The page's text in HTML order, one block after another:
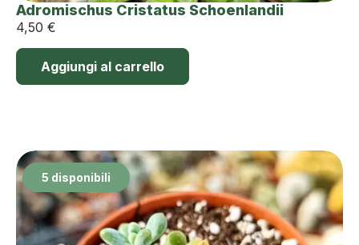
Adromischus Cristatus Schoenlandii
4,50 €
Aggiungi al carrello
5 disponibili